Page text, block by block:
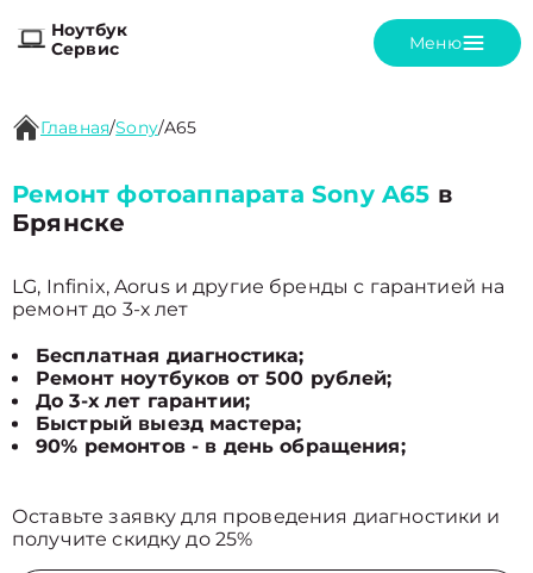
Ноутбук
Сервис
Меню
Главная/Sony/A65
Ремонт фотоаппарата Sony A65 в
Брянске
LG, Infinix, Aorus и другие бренды с гарантией на
ремонт до 3-х лет
Бесплатная диагностика;
Ремонт ноутбуков от 500 рублей;
До 3-х лет гарантии;
Быстрый выезд мастера;
90% ремонтов - в день обращения;
Оставьте заявку для проведения диагностики и
получите скидку до 25%